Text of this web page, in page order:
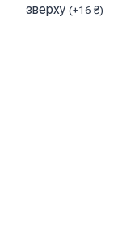
зверху (+16 ₴)